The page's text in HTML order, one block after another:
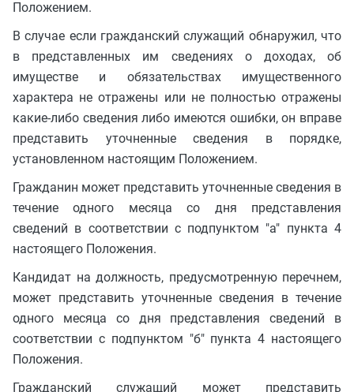
Положением.
В случае если гражданский служащий обнаружил, что
в представленных им сведениях о доходах, об
имуществе и обязательствах имущественного
характера не отражены или не полностью отражены
какие-либо сведения либо имеются ошибки, он вправе
представить уточненные сведения в порядке,
установленном настоящим Положением.
Гражданин может представить уточненные сведения в
течение одного месяца со дня представления
сведений в соответствии с подпунктом "а" пункта 4
настоящего Положения.
Кандидат на должность, предусмотренную перечнем,
может представить уточненные сведения в течение
одного месяца со дня представления сведений в
соответствии с подпунктом "б" пункта 4 настоящего
Положения.
Гражданский служащий может представить